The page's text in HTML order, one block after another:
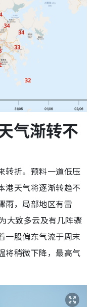
气渐转不
转折。预料一道低压
港天气将逐渐转趋不
雨，局部地区有雷
大致多云及有几阵骤
一股偏东气流于周末
将稍微下降，最高气